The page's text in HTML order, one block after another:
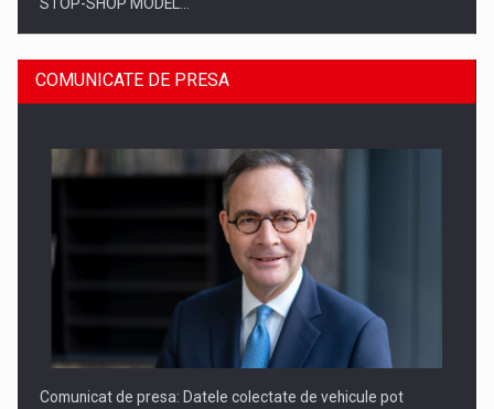
STOP-SHOP MODEL…
ROOTED IN ROMANIA, BUILT TO DELIVER TECHNOLOGY FOR
COMUNICATE DE PRESA
Comunicat de presa: Datele colectate de vehicule pot